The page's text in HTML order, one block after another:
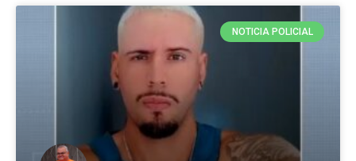
NOTICIA POLICIAL